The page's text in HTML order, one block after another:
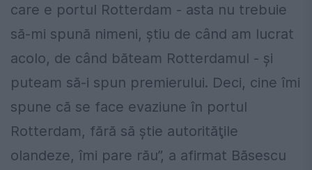
care e portul Rotterdam - asta nu trebuie
să-mi spună nimeni, ştiu de când am lucrat
acolo, de când băteam Rotterdamul - şi
puteam să-i spun premierului. Deci, cine îmi
spune că se face evaziune în portul
Rotterdam, fără să ştie autorităţile
olandeze, îmi pare rău”, a afirmat Băsescu